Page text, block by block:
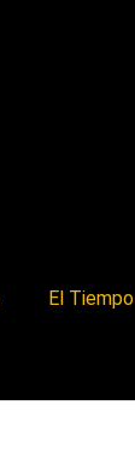
El Tiempo